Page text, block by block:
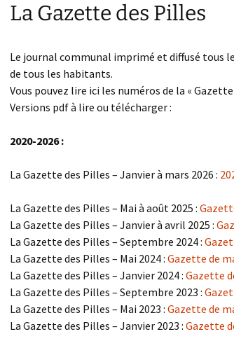
Plans du village
Météo
Démarches
Élections
Arrêtés
La Gazette des Pilles
Le journal communal imprimé et diffusé tous
de tous les habitants.
Vous pouvez lire ici les numéros de la « Gazette
Versions pdf à lire ou télécharger :
2020-2026 :
La Gazette des Pilles – Janvier à mars 2026 :
La Gazette des Pilles – Mai à août 2025 :
La Gazette des Pilles – Janvier à avril 2025 :
La Gazette des Pilles – Septembre 2024 :
La Gazette des Pilles – Mai 2024 : Gazette de
La Gazette des Pilles – Janvier 2024 : Gazette
La Gazette des Pilles – Septembre 2023 :
La Gazette des Pilles – Mai 2023 : Gazette de
La Gazette des Pilles – Janvier 2023 : Gazette